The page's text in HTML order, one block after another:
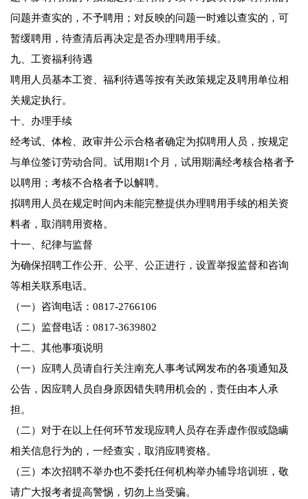
问题并查实的，不予聘用；对反映的问题一时难以查实的，可
暂缓聘用，待查清后再决定是否办理聘用手续。
九、工资福利待遇
聘用人员基本工资、福利待遇等按有关政策规定及聘用单位相
关规定执行。
十、办理手续
经考试、体检、政审并公示合格者确定为拟聘用人员，按规定
与单位签订劳动合同。试用期1个月，试用期满经考核合格者予
以聘用；考核不合格者予以解聘。
拟聘用人员在规定时间内未能完整提供办理聘用手续的相关资
料者，取消聘用资格。
十一、纪律与监督
为确保招聘工作公开、公平、公正进行，设置举报监督和咨询
等相关联系电话。
（一）咨询电话：0817-2766106
（二）监督电话：0817-3639802
十二、其他事项说明
（一）应聘人员请自行关注南充人事考试网发布的各项通知及
公告，因应聘人员自身原因错失聘用机会的，责任由本人承
担。
（二）对于在以上任何环节发现应聘人员存在弄虚作假或隐瞒
相关信息行为的，一经查实，取消应聘资格。
（三）本次招聘不举办也不委托任何机构举办辅导培训班，敬
请广大报考者提高警惕，切勿上当受骗。